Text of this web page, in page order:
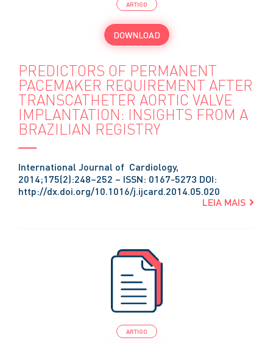
ARTIGO
DOWNLOAD
PREDICTORS OF PERMANENT
PACEMAKER REQUIREMENT AFTER
TRANSCATHETER AORTIC VALVE
IMPLANTATION: INSIGHTS FROM A
BRAZILIAN REGISTRY
International Journal of Cardiology,
2014;175(2):248–252 – ISSN: 0167-5273 DOI:
http://dx.doi.org/10.1016/j.ijcard.2014.05.020
LEIA MAIS
ARTIGO